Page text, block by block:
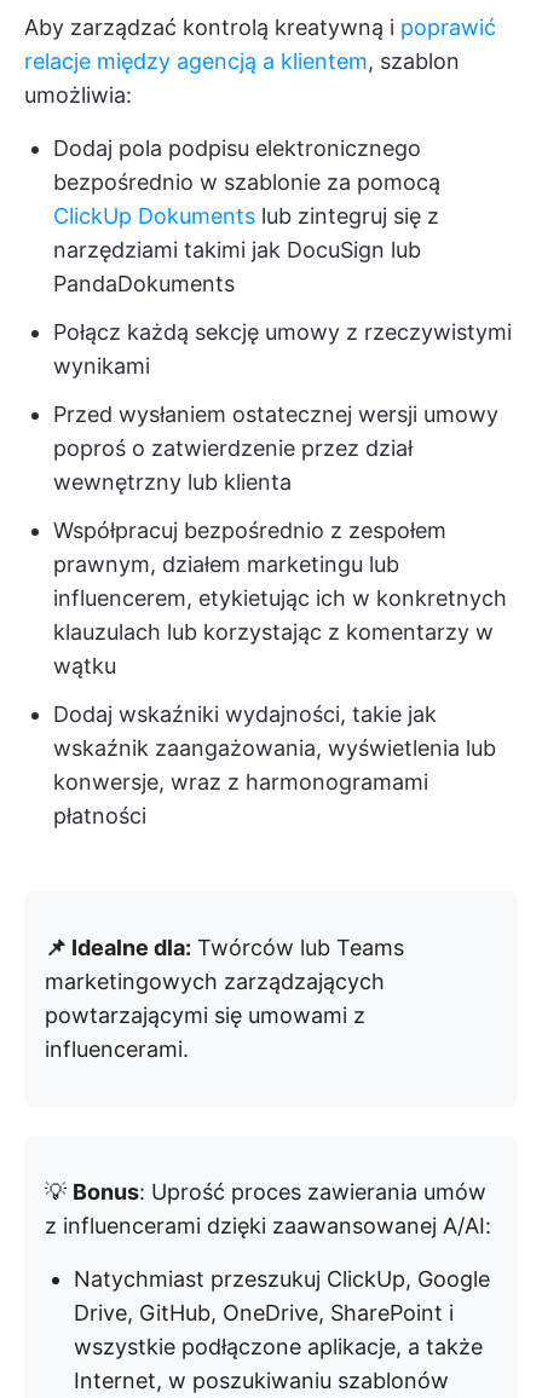
Aby zarządzać kontrolą kreatywną i poprawić
relacje między agencją a klientem, szablon
umożliwia:
Dodaj pola podpisu elektronicznego
bezpośrednio w szablonie za pomocą
ClickUp Dokuments lub zintegruj się z
narzędziami takimi jak DocuSign lub
PandaDokuments
Połącz każdą sekcję umowy z rzeczywistymi
wynikami
Przed wysłaniem ostatecznej wersji umowy
poproś o zatwierdzenie przez dział
wewnętrzny lub klienta
Współpracuj bezpośrednio z zespołem
prawnym, działem marketingu lub
influencerem, etykietując ich w konkretnych
klauzulach lub korzystając z komentarzy w
wątku
Dodaj wskaźniki wydajności, takie jak
wskaźnik zaangażowania, wyświetlenia lub
konwersje, wraz z harmonogramami
płatności
📌 Idealne dla: Twórców lub Teams
marketingowych zarządzających
powtarzającymi się umowami z
influencerami.
💡 Bonus: Uprość proces zawierania umów
z influencerami dzięki zaawansowanej A/AI:
Natychmiast przeszukuj ClickUp, Google
Drive, GitHub, OneDrive, SharePoint i
wszystkie podłączone aplikacje, a także
Internet, w poszukiwaniu szablonów